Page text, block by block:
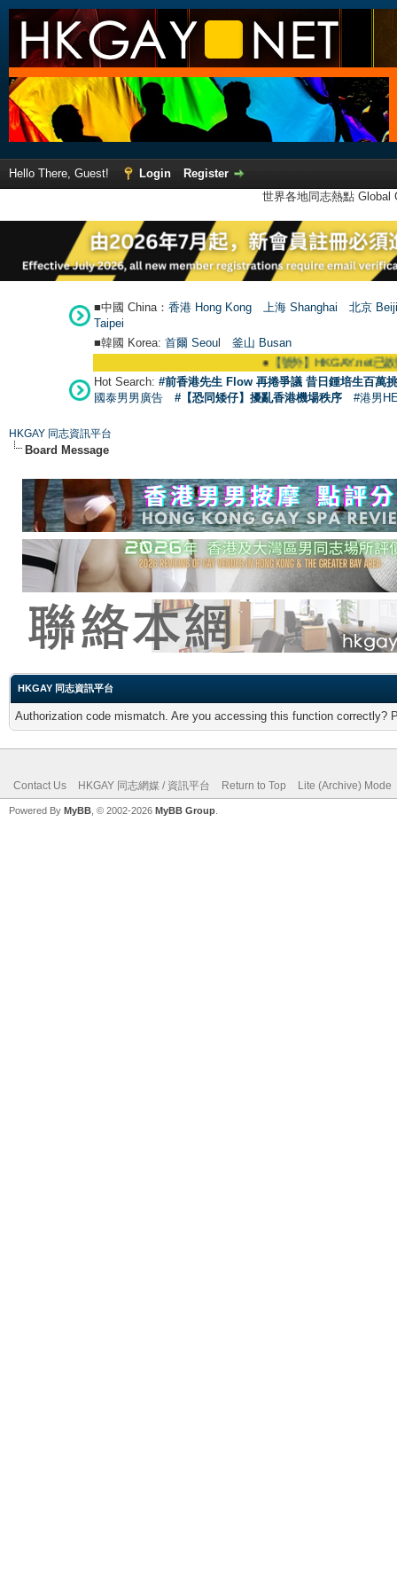
Hello There, Guest! Login
Register
世界各地同志熱點
■中國 China： 香港 Hong Kong 上海 Shanghai
北京
Taipei
■韓國 Korea: 首爾 Seoul 釜山 Busan
【號外】HKGAY.net已啟
Hot Search: #前香港先生 Flow 再捲爭議 昔日鍾培生百萬
國泰男男廣告
#【恐同矮仔】擾亂香港機場秩序 #港男
HKGAY 同志資訊平台
Board Message
HKGAY 同志資訊平台
Authorization code mismatch. Are you accessing this function correctly?
Contact Us HKGAY 同志網媒 / 資訊平台 Return to Top Lite (Archive) Mode
Powered By MyBB , © 2002-2026 MyBB Group